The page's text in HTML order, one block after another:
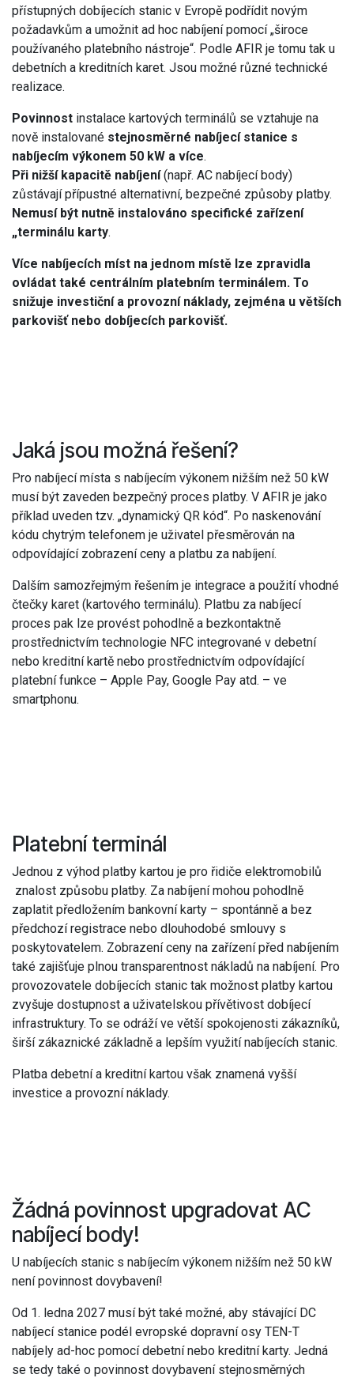
přístupných dobíjecích stanic v Evropě podřídit novým
požadavkům a umožnit ad hoc nabíjení pomocí „široce
používaného platebního nástroje“. Podle AFIR je tomu tak u
debetních a kreditních karet. Jsou možné různé technické
realizace.
Povinnost instalace kartových terminálů se vztahuje na
nově instalované stejnosměrné nabíjecí stanice s
nabíjecím výkonem 50 kW a více.
Při nižší kapacitě nabíjení(např. AC nabíjecí body)
zůstávají přípustné alternativní, bezpečné způsoby platby.
Nemusí být nutně instalováno specifické zařízení
„terminálu karty.
Více nabíjecích míst na jednom místě lze zpravidla
ovládat také centrálním platebním terminálem. To
snižuje investiční a provozní náklady, zejména u větších
parkovišť nebo dobíjecích parkovišť.
Jaká jsou možná řešení?
Pro nabíjecí místa s nabíjecím výkonem nižším než 50 kW
musí být zaveden bezpečný proces platby. V AFIR je jako
příklad uveden tzv. „dynamický QR kód“. Po naskenování
kódu chytrým telefonem je uživatel přesměrován na
odpovídající zobrazení ceny a platbu za nabíjení.
Dalším samozřejmým řešením je integrace a použití vhodné
čtečky karet (kartového terminálu). Platbu za nabíjecí
proces pak lze provést pohodlně a bezkontaktně
prostřednictvím technologie NFC integrované v debetní
nebo kreditní kartě nebo prostřednictvím odpovídající
platební funkce – Apple Pay, Google Pay atd. – ve
smartphonu.
Platební terminál
Jednou z výhod platby kartou je pro řidiče elektromobilů
znalost způsobu platby. Za nabíjení mohou pohodlně
zaplatit předložením bankovní karty – spontánně a bez
předchozí registrace nebo dlouhodobé smlouvy s
poskytovatelem. Zobrazení ceny na zařízení před nabíjením
také zajišťuje plnou transparentnost nákladů na nabíjení. Pro
provozovatele dobíjecích stanic tak možnost platby kartou
zvyšuje dostupnost a uživatelskou přívětivost dobíjecí
infrastruktury. To se odráží ve větší spokojenosti zákazníků,
širší zákaznické základně a lepším využití nabíjecích stanic.
Platba debetní a kreditní kartou však znamená vyšší
investice a provozní náklady.
Žádná povinnost upgradovat AC
nabíjecí body!
U nabíjecích stanic s nabíjecím výkonem nižším než 50 kW
není povinnost dovybavení!
Od 1. ledna 2027 musí být také možné, aby stávající DC
nabíjecí stanice podél evropské dopravní osy TEN-T
nabíjely ad-hoc pomocí debetní nebo kreditní karty. Jedná
se tedy také o povinnost dovybavení stejnosměrných